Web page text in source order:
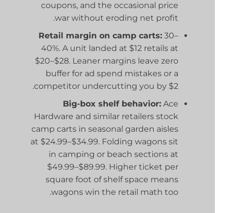
coupons, and the occasional price
war without eroding net profit.
Retail margin on camp carts:30–
40%. A unit landed at $12 retails at
$20–$28. Leaner margins leave zero
buffer for ad spend mistakes or a
competitor undercutting you by $2.
Big-box shelf behavior:Ace
Hardware and similar retailers stock
camp carts in seasonal garden aisles
at $24.99–$34.99. Folding wagons sit
in camping or beach sections at
$49.99–$89.99. Higher ticket per
square foot of shelf space means
wagons win the retail math too.